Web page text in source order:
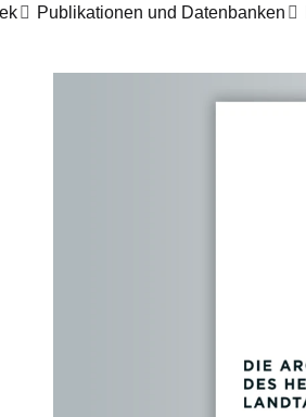
Publikationen und Datenbanken